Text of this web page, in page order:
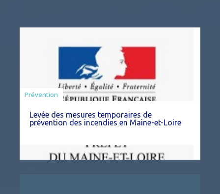
Préfecture
Prévention
Levée des mesures temporaires de
prévention des incendies en Maine-et-Loire